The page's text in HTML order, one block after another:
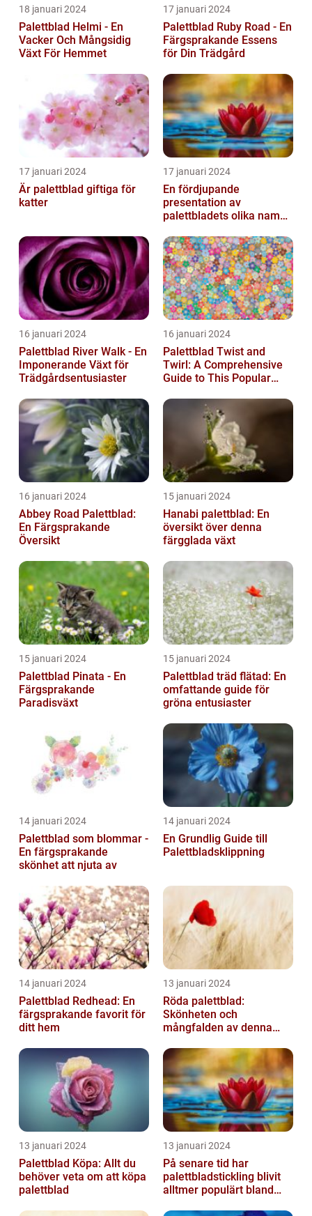
18 januari 2024
Palettblad Helmi - En
Vacker Och Mångsidig
Växt För Hemmet
17 januari 2024
Palettblad Ruby Road - En
Färgsprakande Essens
för Din Trädgård
17 januari 2024
Är palettblad giftiga för
katter
17 januari 2024
En fördjupande
presentation av
palettbladets olika namn
16 januari 2024
Palettblad River Walk - En
Imponerande Växt för
Trädgårdsentusiaster
16 januari 2024
Palettblad Twist and
Twirl: A Comprehensive
Guide to This Popular
16 januari 2024
Abbey Road Palettblad:
En Färgsprakande
Översikt
15 januari 2024
Hanabi palettblad: En
översikt över denna
färgglada växt
15 januari 2024
Palettblad Pinata - En
Färgsprakande
Paradisväxt
15 januari 2024
Palettblad träd flätad: En
omfattande guide för
gröna entusiaster
14 januari 2024
Palettblad som blommar -
En färgsprakande
skönhet att njuta av
14 januari 2024
En Grundlig Guide till
Palettbladsklippning
14 januari 2024
Palettblad Redhead: En
färgsprakande favorit för
ditt hem
13 januari 2024
Röda palettblad:
Skönheten och
mångfalden av denna
13 januari 2024
Palettblad Köpa: Allt du
behöver veta om att köpa
palettblad
13 januari 2024
På senare tid har
palettbladstickling blivit
alltmer populärt bland